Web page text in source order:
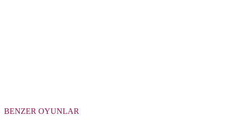
BENZER OYUNLAR